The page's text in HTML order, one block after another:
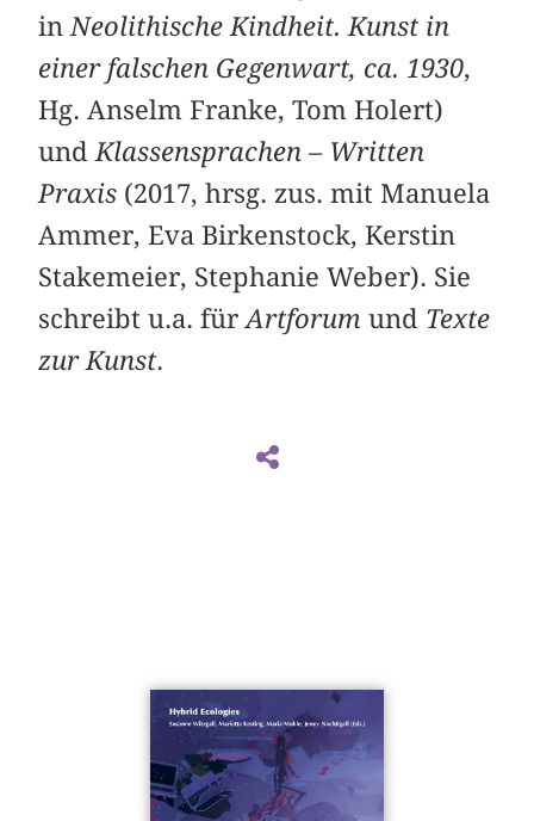
in Neolithische Kindheit. Kunst in
einer falschen Gegenwart, ca. 1930,
Hg. Anselm Franke, Tom Holert)
und Klassensprachen – Written
Praxis (2017, hrsg. zus. mit Manuela
Ammer, Eva Birkenstock, Kerstin
Stakemeier, Stephanie Weber). Sie
schreibt u.a. fürArtforum und Texte
zur Kunst.